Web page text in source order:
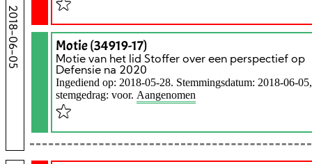
2018-06-05 Motie (34919-17)
Motie van het lid Stoffer over een perspectief op
Defensie na 2020
Ingediend op: 2018-05-28. Stemmingsdatum: 2018-06-05,
stemgedrag: voor. Aangenomen